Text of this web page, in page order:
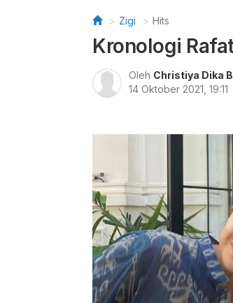
Zigi Hits
Kronologi
Oleh Christiya Dika
14 Oktober 2021, 19:11